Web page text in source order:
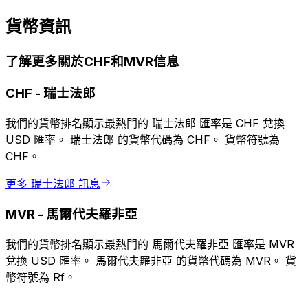
貨幣資訊
了解更多關於CHF和MVR信息
CHF - 瑞士法郎
我們的貨幣排名顯示最熱門的 瑞士法郎 匯率是 CHF 兌換
USD 匯率。 瑞士法郎 的貨幣代碼為 CHF。 貨幣符號為
CHF。
更多 瑞士法郎 訊息
MVR - 馬爾代夫羅非亞
我們的貨幣排名顯示最熱門的 馬爾代夫羅非亞 匯率是 MVR
兌換 USD 匯率。 馬爾代夫羅非亞 的貨幣代碼為 MVR。 貨
幣符號為 Rf。